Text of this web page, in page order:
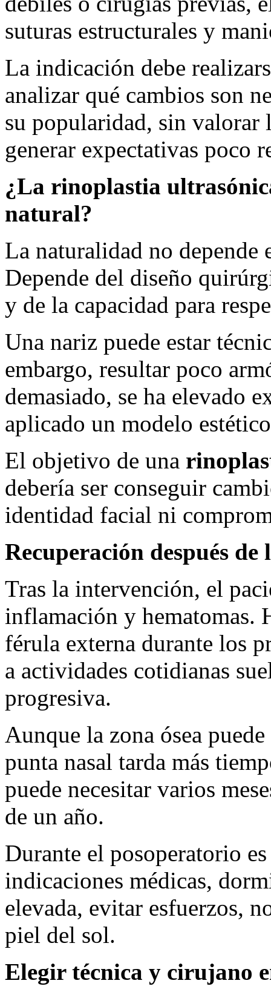
suturas estructurales y
La indicación debe
analizar qué cambios son
su popularidad, sin
generar expectativas poco
¿La rinoplastia
natural?
La naturalidad no depende
Depende del diseño
y de la capacidad para
Una nariz puede estar
embargo, resultar poco
demasiado, se ha elevado
aplicado un modelo
El objetivo de una
debería ser conseguir
identidad facial ni
Recuperación después
Tras la intervención, el
inflamación y hematomas.
férula externa durante los
a actividades cotidianas
progresiva.
Aunque la zona ósea
punta nasal tarda más
puede necesitar varios
de un año.
Durante el posoperatorio
indicaciones médicas,
elevada, evitar esfuerzos,
piel del sol.
Elegir técnica y cirujano